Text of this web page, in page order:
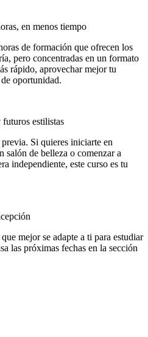
en menos tiempo
de formación que ofrecen los
pero concentradas en un formato
rápido, aprovechar mejor tu
oportunidad.
estilistas
Si quieres iniciarte en
salón de belleza o comenzar a
independiente, este curso es tu
mejor se adapte a ti para estudiar
las próximas fechas en la sección